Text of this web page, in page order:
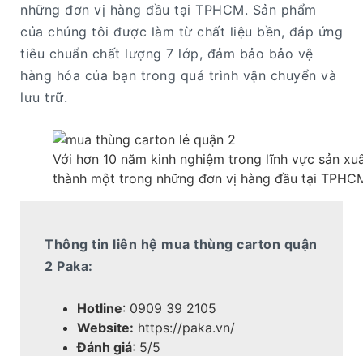
những đơn vị hàng đầu tại TPHCM. Sản phẩm
của chúng tôi được làm từ chất liệu bền, đáp ứng
tiêu chuẩn chất lượng 7 lớp, đảm bảo bảo vệ
hàng hóa của bạn trong quá trình vận chuyển và
lưu trữ.
Với hơn 10 năm kinh nghiệm trong lĩnh vực sản
thành một trong những đơn vị hàng đầu tại
Thông tin liên hệ mua thùng carton quận
2 Paka:
Hotline: 0909 39 2105
Website: https://paka.vn/
Đánh giá: 5/5